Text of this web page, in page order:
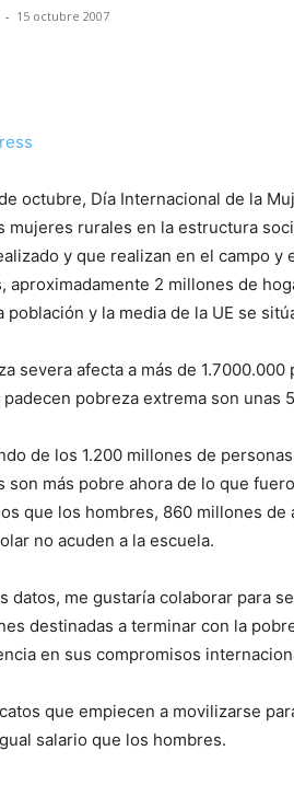
- 15 octubre 2007
octubre, Día Internacional de la
mujeres rurales en la estructura
y que realizan en el campo y
aproximadamente 2 millones de
población y la media de la UE se
severa afecta a más de
pobreza extrema son unas
de los 1.200 millones de
son más pobre ahora de lo que
que los hombres, 860 millones
no acuden a la escuela.
datos, me gustaría colaborar para
destinadas a terminar con la
en sus compromisos
que empiecen a movilizarse
salario que los hombres.